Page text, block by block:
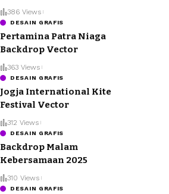
386 Views
DESAIN GRAFIS
Pertamina Patra Niaga
Backdrop Vector
363 Views
DESAIN GRAFIS
Jogja International Kite
Festival Vector
312 Views
DESAIN GRAFIS
Backdrop Malam
Kebersamaan 2025
310 Views
DESAIN GRAFIS